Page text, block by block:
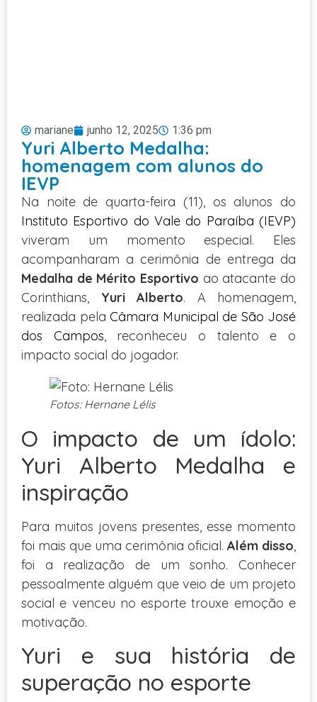
mariane junho 12, 2025 1:36 pm
Yuri Alberto Medalha:
homenagem com alunos do
IEVP
Na noite de quarta-feira (11), os alunos do
Instituto Esportivo do Vale do Paraíba (IEVP)
viveram um momento especial. Eles
acompanharam a cerimônia de entrega da
Medalha de Mérito Esportivo ao atacante do
Corinthians, Yuri Alberto. A homenagem,
realizada pela Câmara Municipal de São José
dos Campos, reconheceu o talento e o
impacto social do jogador.
Fotos: Hernane Lélis
O impacto de um ídolo:
Yuri Alberto Medalha e
inspiração
Para muitos jovens presentes, esse momento
foi mais que uma cerimônia oficial. Além disso,
foi a realização de um sonho. Conhecer
pessoalmente alguém que veio de um projeto
social e venceu no esporte trouxe emoção e
motivação.
Yuri e sua história de
superação no esporte